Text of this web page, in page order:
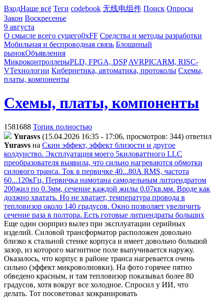
ВходНаше всё Теги codebook 无线电组件 Поиск Опросы
Закон Воскресенье
9 августа
О смысле всего сущего0xFF Средства и методы разработки
Мобильная и беспроводная связь Блошиный
рынокОбъявления
МикроконтроллерыPLD, FPGA, DSP AVRPICARM, RISC-
VТехнологии Кибернетика, автоматика, протоколы Схемы,
платы, компоненты
Схемы, платы, компоненты
1581688 Топик полностью
Yurasvs (15.04.2026 16:35 - 17:06, просмотров: 344) ответил
Yurasvs на Скин эффект, эффект близости и другое
колдунство. Эксплуатация моего 5киловаттного LLC
преобразователя выявила, что сильно нагреваются обмотки
силового транса. Ток в первичке 40...80А RMS, частота
60...120кГц. Первичка намотана самодельным литцендратом
200жил по 0.3мм, сечение каждой жилы 0.07кв.мм. Вроде как
должно хватать. Но не хватает, температура провода в
тепловизор около 140 градусов. Окно позволяет увеличить
сечение раза в полтора. Есть готовые литцендраты больших
Еще один сюрприз вылез при эксплуатации серийных
изделий. Силовой трансформатор расположен довольно
близко к стальной стенке корпуса и имеет довольно большой
зазор, из которого магнитное поле выпучивается наружу.
Оказалось, что корпус в районе транса нагревается очень
сильно (эффект микроволновки). На фото горячее пятно
обведено красным, и там тепловизор показывал более 80
градусов, хотя вокруг все холодное. Спросил у ИИ, что
делать. Тот посоветовал заэкранировать